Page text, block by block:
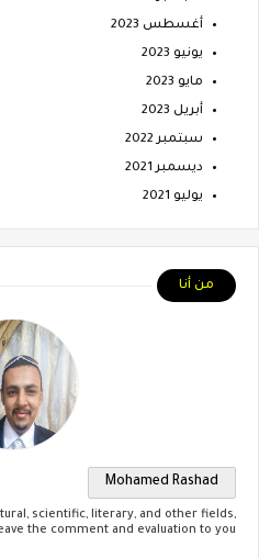
أغسطس 2023
يونيو 2023
مايو 2023
أبريل 2023
سبتمبر 2022
ديسمبر 2021
يوليو 2021
من أنا
Mohamed Rashad
scientific, literary, and other fields,
the comment and evaluation to you.